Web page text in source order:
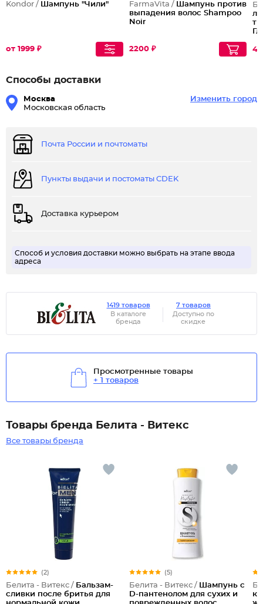
Kondor / Шампунь "Чили"
от 1999 ₽
FarmaVita / Шампунь против
выпадения волос Shampoo
Noir
2200 ₽
Способы доставки
Москва
Московская область
Изменить город
Почта России и почтоматы
Пункты выдачи и постоматы CDEK
Доставка курьером
Способ и условия доставки можно выбрать на этапе ввода
адреса
1419 товаров
В каталоге
бренда
7 товаров
Доступно по
скидке
Просмотренные товары
+ 1 товаров
Товары бренда Белита - Витекс
Все товары бренда
(2)
Белита - Витекс / Бальзам-
сливки после бритья для
(5)
Белита - Витекс / Шампунь с
D-пантенолом для сухих и